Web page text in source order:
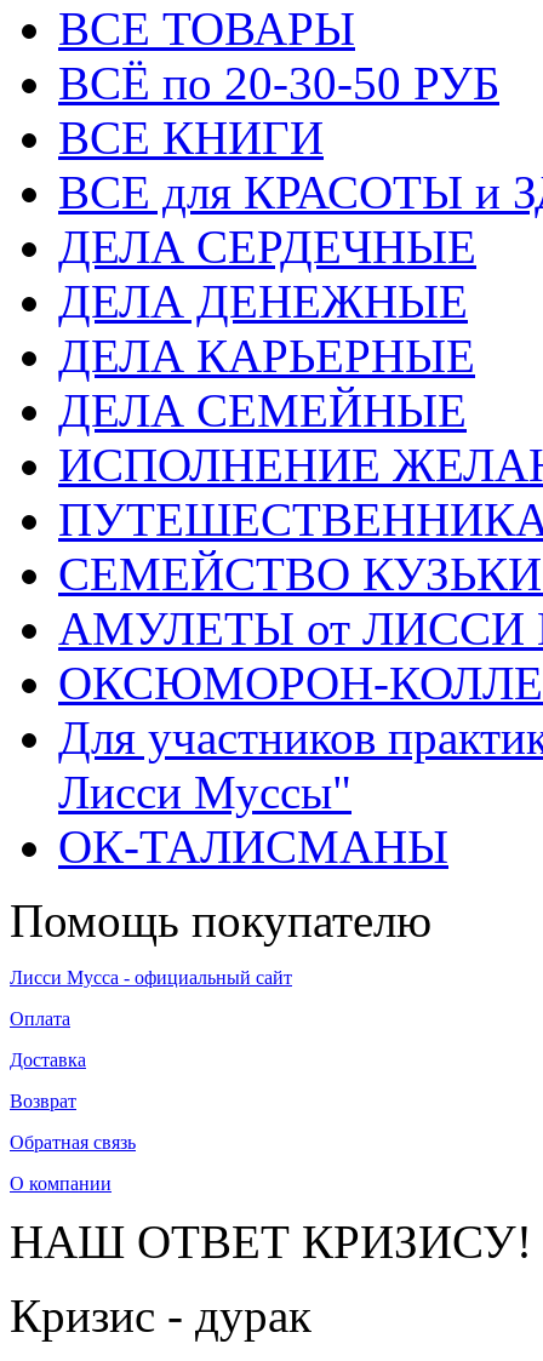
ВСЕ ТОВАРЫ
ВСЁ по 20-30-50 РУБ
ВСЕ КНИГИ
ВСЕ для КРАСОТЫ и
ДЕЛА СЕРДЕЧНЫЕ
ДЕЛА ДЕНЕЖНЫЕ
ДЕЛА КАРЬЕРНЫЕ
ДЕЛА СЕМЕЙНЫЕ
ИСПОЛНЕНИЕ
СЕМЕЙСТВО
АМУЛЕТЫ от
ОКСЮМОРОН-
Для участников
Лисси Муссы"
ОК-ТАЛИСМАНЫ
Помощь покупателю
Лисси Мусса - официальный сайт
Оплата
Доставка
Возврат
Обратная связь
О компании
НАШ ОТВЕТ КРИЗИСУ!
Кризис - дурак